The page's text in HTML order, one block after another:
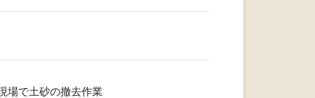
場で土砂の撤去作業